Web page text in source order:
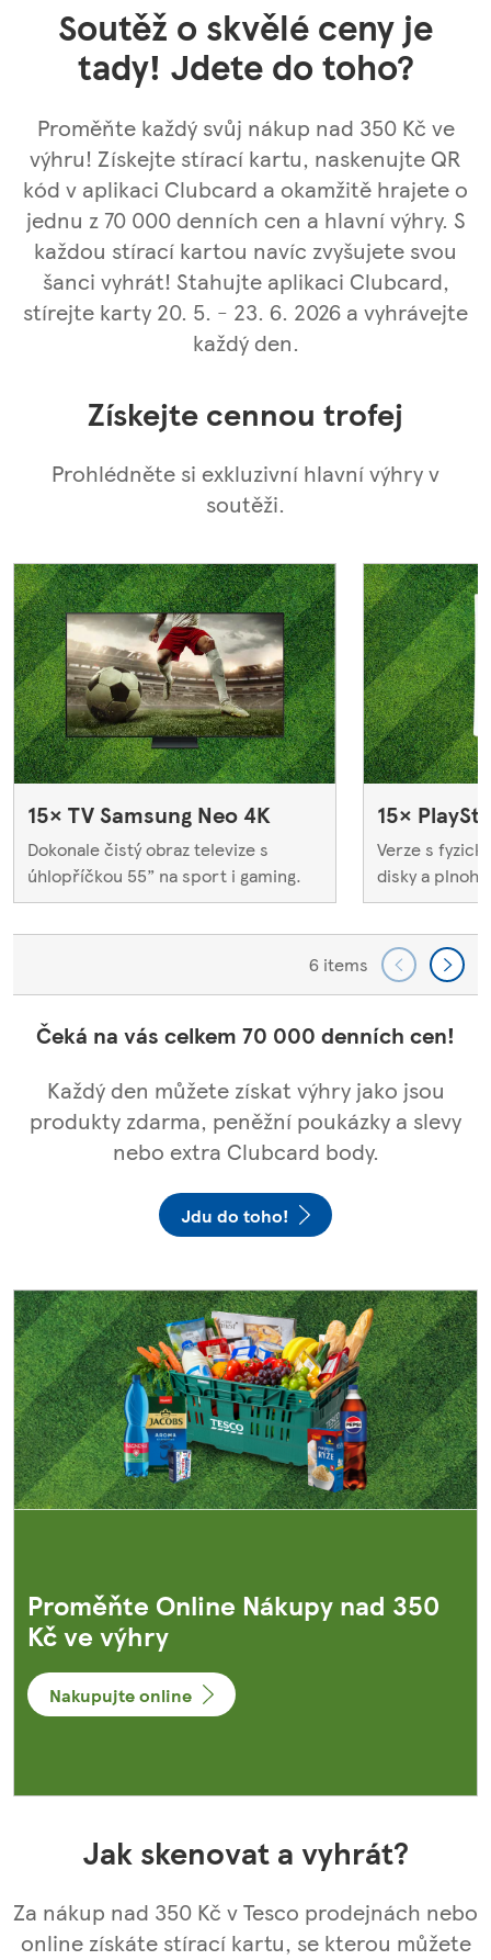
Soutěž o skvělé ceny je
tady! Jdete do toho?
Proměňte každý svůj nákup nad 350 Kč ve
výhru! Získejte stírací kartu, naskenujte QR
kód v aplikaci Clubcard a okamžitě hrajete o
jednu z 70 000 denních cen a hlavní výhry. S
každou stírací kartou navíc zvyšujete svou
šanci vyhrát! Stahujte aplikaci Clubcard,
stírejte karty 20. 5. - 23. 6. 2026 a vyhrávejte
každý den.
Získejte cennou trofej
Prohlédněte si exkluzivní hlavní výhry v
soutěži.
15× TV Samsung Neo 4K
Dokonale čistý obraz televize s
úhlopříčkou 55” na sport i gaming.
15×
Verze s
disky a
6 items
Čeká na vás celkem 70 000 denních cen!
Každý den můžete získat výhry jako jsou
produkty zdarma, peněžní poukázky a slevy
nebo extra Clubcard body.
Jdu do toho!
Proměňte Online Nákupy nad 350
Kč ve výhry
Nakupujte online
Jak skenovat a vyhrát?
Za nákup nad 350 Kč v Tesco prodejnách nebo
online získáte stírací kartu, se kterou můžete